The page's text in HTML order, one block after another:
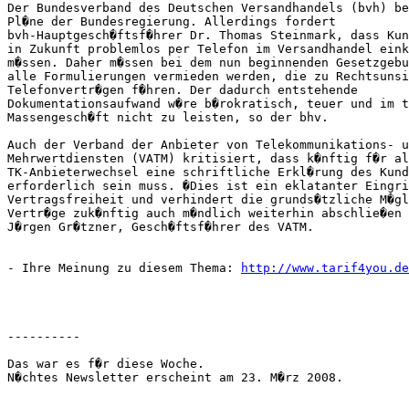
Der Bundesverband des Deutschen Versandhandels (bvh)
Pl�ne der Bundesregierung. Allerdings fordert
bvh-Hauptgesch�ftsf�hrer Dr. Thomas Steinmark, dass
in Zukunft problemlos per Telefon im Versandhandel
m�ssen. Daher m�ssen bei dem nun beginnenden
alle Formulierungen vermieden werden, die zu
Telefonvertr�gen f�hren. Der dadurch entstehende
Dokumentationsaufwand w�re b�rokratisch, teuer und im
Massengesch�ft nicht zu leisten, so der bhv.
Auch der Verband der Anbieter von Telekommunikations-
Mehrwertdiensten (VATM) kritisiert, dass k�nftig f�r
TK-Anbieterwechsel eine schriftliche Erkl�rung des
erforderlich sein muss. �Dies ist ein eklatanter
Vertragsfreiheit und verhindert die grunds�tzliche
Vertr�ge zuk�nftig auch m�ndlich weiterhin abschlie�en
J�rgen Gr�tzner, Gesch�ftsf�hrer des VATM.
- Ihre Meinung zu diesem Thema: http://
----------
Das war es f�r diese Woche.
N�chtes Newsletter erscheint am 23. M�rz 2008.